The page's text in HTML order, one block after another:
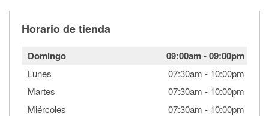
Horario de tienda
Domingo 09:00am-09:00pm
Lunes 07:30am - 10:00pm
Martes
07:30am - 10:00pm
Miércoles
07:30am - 10:00pm